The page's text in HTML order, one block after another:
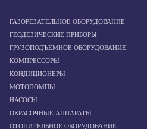
ГАЗОРЕЗАТЕЛЬНОЕ ОБОРУДОВАНИЕ
ГЕОДЕЗИЧЕСКИЕ ПРИБОРЫ
ГРУЗОПОДЪЕМНОЕ ОБОРУДОВАНИЕ
КОМПРЕССОРЫ
КОНДИЦИОНЕРЫ
МОТОПОМПЫ
НАСОСЫ
ОКРАСОЧНЫЕ АППАРАТЫ
ОТОПИТЕЛЬНОЕ ОБОРУДОВАНИЕ